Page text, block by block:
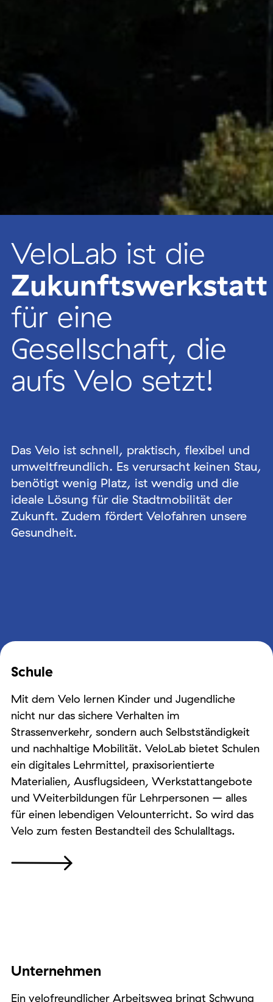
VeloLab ist die
Zukunftswerkstatt
für eine
Gesellschaft, die
aufs Velo setzt!
Das Velo ist schnell, praktisch, flexibel und
umweltfreundlich. Es verursacht keinen Stau,
benötigt wenig Platz, ist wendig und die
ideale Lösung für die Stadtmobilität der
Zukunft. Zudem fördert Velofahren unsere
Gesundheit.
Schule
Mit dem Velo lernen Kinder und Jugendliche
nicht nur das sichere Verhalten im
Strassenverkehr, sondern auch Selbstständigkeit
und nachhaltige Mobilität. VeloLab bietet Schulen
ein digitales Lehrmittel, praxisorientierte
Materialien, Ausflugsideen, Werkstattangebote
und Weiterbildungen für Lehrpersonen – alles
für einen lebendigen Velounterricht. So wird das
Velo zum festen Bestandteil des Schulalltags.
Unternehmen
Ein velofreundlicher Arbeitsweg bringt Schwung